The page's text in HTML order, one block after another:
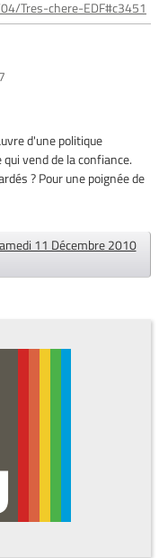
Tres-chere-EDF#c3451
d'une politique
vend de la confiance.
? Pour une poignée de
11 Décembre 2010